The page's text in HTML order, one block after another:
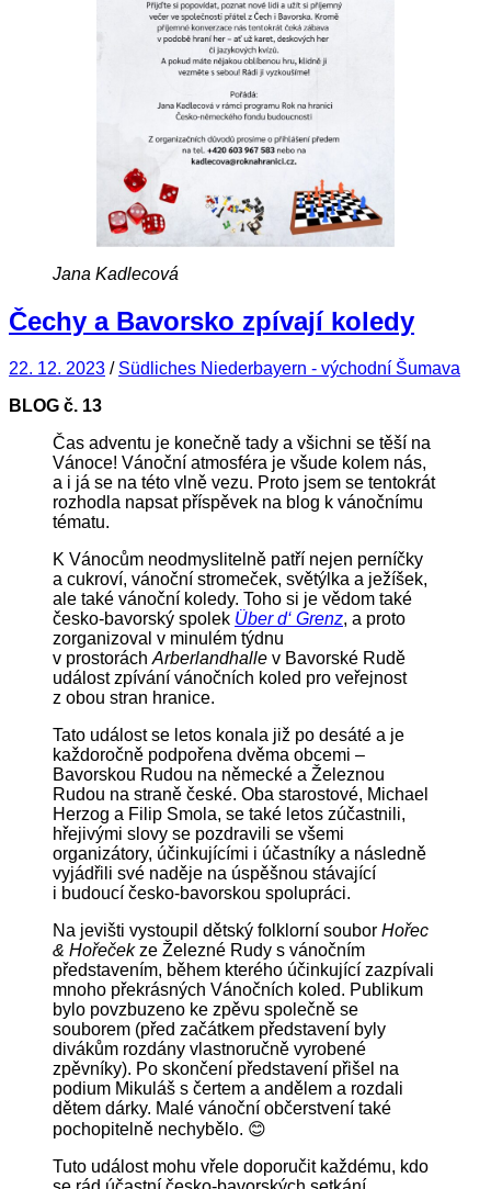
Jana Kadlecová
Čechy a Bavorsko zpívají koledy
22. 12. 2023 / Südliches Niederbayern - východní Šumava
BLOG č. 13
Čas adventu je konečně tady a všichni se těší na
Vánoce! Vánoční atmosféra je všude kolem nás,
a i já se na této vlně vezu. Proto jsem se tentokrát
rozhodla napsat příspěvek na blog k vánočnímu
tématu.
K Vánocům neodmyslitelně patří nejen perníčky
a cukroví, vánoční stromeček, světýlka a ježíšek,
ale také vánoční koledy. Toho si je vědom také
česko-bavorský spolek Über d‘ Grenz, a proto
zorganizoval v minulém týdnu
v prostorách Arberlandhalle v Bavorské Rudě
událost zpívání vánočních koled pro veřejnost
z obou stran hranice.
Tato událost se letos konala již po desáté a je
každoročně podpořena dvěma obcemi –
Bavorskou Rudou na německé a Železnou
Rudou na straně české. Oba starostové, Michael
Herzog a Filip Smola, se také letos zúčastnili,
hřejivými slovy se pozdravili se všemi
organizátory, účinkujícími i účastníky a následně
vyjádřili své naděje na úspěšnou stávající
i budoucí česko-bavorskou spolupráci.
Na jevišti vystoupil dětský folklorní soubor Hořec
& Hořečekze Železné Rudy s vánočním
představením, během kterého účinkující zazpívali
mnoho překrásných Vánočních koled. Publikum
bylo povzbuzeno ke zpěvu společně se
souborem (před začátkem představení byly
divákům rozdány vlastnoručně vyrobené
zpěvníky). Po skončení představení přišel na
podium Mikuláš s čertem a andělem a rozdali
dětem dárky. Malé vánoční občerstvení také
pochopitelně nechybělo. 😊
Tuto událost mohu vřele doporučit každému, kdo